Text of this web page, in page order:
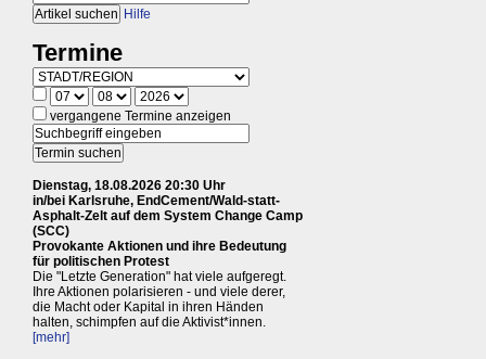
Hilfe
Termine
vergangene Termine anzeigen
Dienstag, 18.08.2026 20:30 Uhr
in/bei Karlsruhe, EndCement/Wald-statt-
Asphalt-Zelt auf dem System Change Camp
(SCC)
Provokante Aktionen und ihre Bedeutung
für politischen Protest
Die "Letzte Generation" hat viele aufgeregt.
Ihre Aktionen polarisieren - und viele derer,
die Macht oder Kapital in ihren Händen
halten, schimpfen auf die Aktivist*innen.
[mehr]